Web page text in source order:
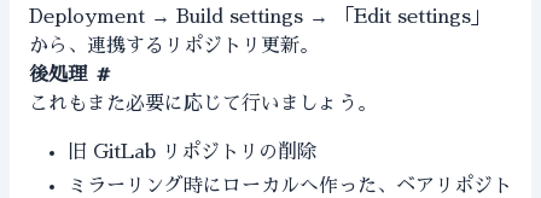
Deployment → Build settings → 「Edit settings」
から、連携するリポジトリ更新。
後処理 #
これもまた必要に応じて行いましょう。
旧 GitLab リポジトリの削除
ミラーリング時にローカルへ作った、ベアリポジト